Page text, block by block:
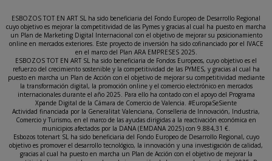
ESBOZOS TOT EN ART SL ha sido beneficiaria del Fondo Europeo de Desarrollo Regional
cuyo objetivo es mejorar la competitividad de las Pymes y gracias al cual ha puesto en marcha
un Plan de Marketing Digital Internacional con el objetivo de mejorar su posicionamiento
online en mercados exteriores. Este proyecto de inversión ha sido cofinanciado por el IVACE
en el marco del Plan ARA EMPRESES 2025.
ESBOZOS TOT EN ART SL ha sido beneficiaria de Fondos Europeos, cuyo objetivo es el
refuerzo del crecimiento sostenible y la competitividad de las PYMES, y gracias al cual ha
puesto en marcha un Plan de Acción con el objetivo de mejorar su competitividad mediante
la transformación digital, la promoción online y el comercio electrónico en mercados
internacionales durante el año 2025. Para ello ha contado con el apoyo del Programa
Xpande Digital de la Cámara de Comercio de Valencia. #EuropaSeSiente
Actividad financiada por la Generalitat Valenciana, Conselleria de Innovación, Industria,
Comercio y Turismo, en el marco de las ayudas dirigidas a la reactivación económica en
municipios afectados por la DANA (EMDANA 2025) con 9.884,31 €.
Esbozos totenart SL ha sido beneficiaria del Fondo Europeo de Desarrollo Regional, cuyo
objetivo es promover el desarrollo tecnológico, la innovación y una investigación de calidad,
gracias al cual ha puesto en marcha un Plan de Acción con el objetivo de mejorar la